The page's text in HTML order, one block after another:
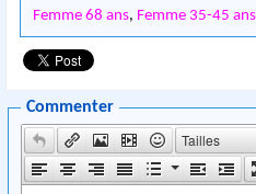
Femme 68 ans, Femme 35-45 ans
Commenter
Tailles